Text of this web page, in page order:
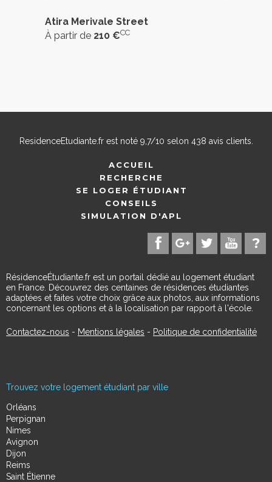
Atira Merivale Street
À partir de 210 €CC
ResidenceEtudiante.frest noté 9,7/10 selon 438 avis clients.
ACCUEIL
RECHERCHE
SE LOGER ÉTUDIANT
CONSEILS
SIMULATION D'APL
RésidenceÉtudiante.fr est un portail dédié au logement étudiant
en France. Découvrez des centaines de résidences étudiantes
adaptées et faites votre choix grâce aux photos, aux informations
concernant les options et à la localisation par rapport à l'école.
Contactez-nous - Mentions légales - Politique de confidentialité
Trouvez votre logement étudiant par ville
Orléans
Perpignan
Nimes
Avignon
Dijon
Reims
Saint Étienne